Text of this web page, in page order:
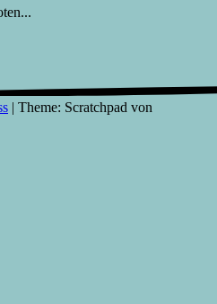
| Theme: Scratchpad von